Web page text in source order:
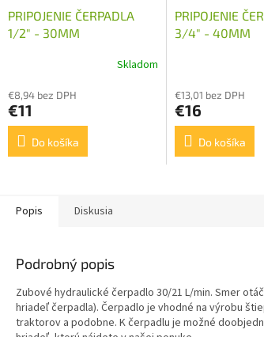
PRIPOJENIE ČERPADLA
1/2" - 30MM
Skladom
€8,94 bez DPH
€11
Do košíka
PRIPOJENIE
3/4" - 40MM
€13,01 bez DPH
€16
Do košíka
Popis Diskusia
Podrobný popis
Zubové hydraulické čerpadlo 30/21 L/min. Smer
hriadeľ čerpadla). Čerpadlo je vhodné na výrobu
traktorov a podobne. K čerpadlu je možné